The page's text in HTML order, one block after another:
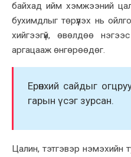
байхад ийм хэмжээний
бухимдлыг төрүүлэх нь
хийгээгүй, өвөлдөө
аргацааж өнгөрөөдөг.
Ерөнхий сайдыг
гарын үсэг зурсан.
Цалин, тэтгэвэр нэмэхийн